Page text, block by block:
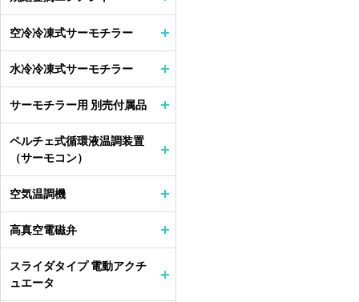
空冷冷凍式サーモチラー
水冷冷凍式サーモチラー
サーモチラー用 別売付属品
ペルチェ式循環液温調装置
（サーモコン）
空気温調機
高真空電磁弁
スライダタイプ 電動アクチ
ュエータ